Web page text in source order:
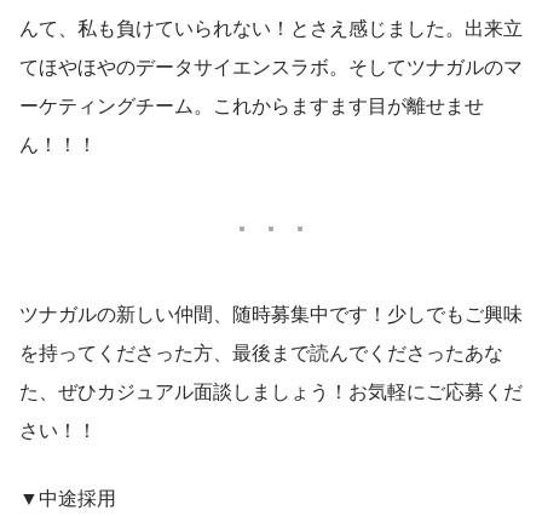
んて、私も負けていられない！とさえ感じました。出来立
てほやほやのデータサイエンスラボ。そしてツナガルのマ
ーケティングチーム。これからますます目が離せませ
ん！！！
ツナガルの新しい仲間、随時募集中です！少しでもご興味
を持ってくださった方、最後まで読んでくださったあな
た、ぜひカジュアル面談しましょう！お気軽にご応募くだ
さい！！
▼中途採用